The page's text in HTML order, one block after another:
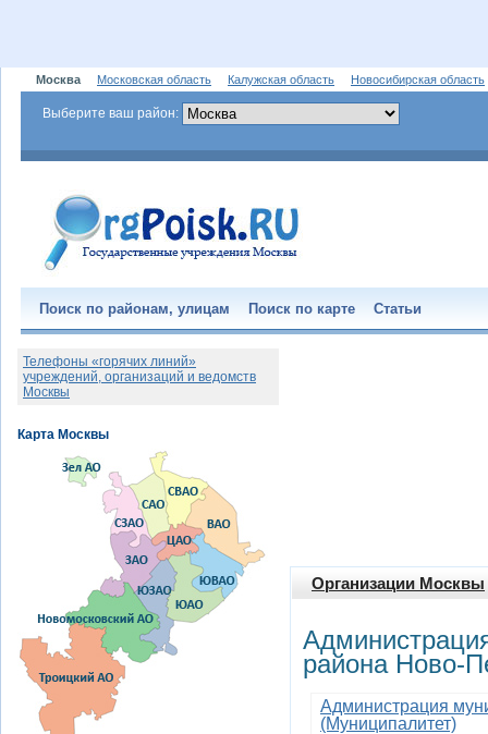
Москва Московская область Калужская область Новосибирская область
Выберите ваш район:
Поиск по районам, улицам Поиск по карте Статьи
Организации Москвы
района Ново-
Администрация
(Муниципалитет)
Телефоны «горячих линий»
учреждений, организаций и ведомств
Москвы